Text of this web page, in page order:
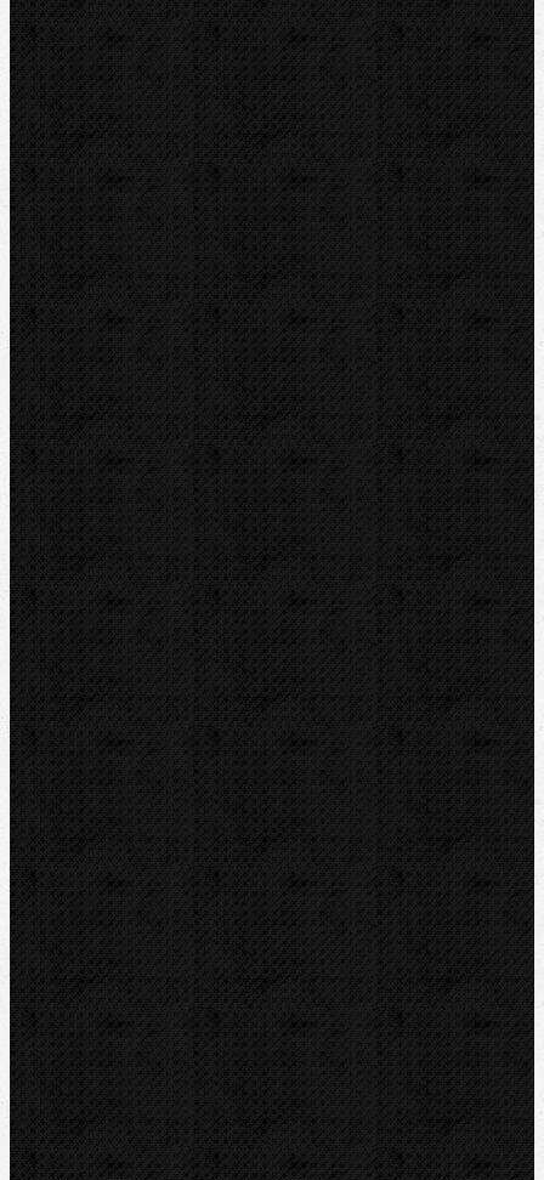
Ruční řezáky na ocel
Ruční řezáky na Cu a INOX
Ruční řezáky na plast a plastohliník
Elektrické odřezávače na Cu a Inox
Elektrické odřezávače na ocel
Elektrické odřezávače na plast a
plastohliník
Řezné kolečka na Cu a Inox
Řezné kolečka na ocel
Řezné kolečka na plast
Odhrotovače trubek
Příslušenství
Transportní boxy
Značky
BernzOmatiC
CBC
NIPO
REED
REMS
RIDGID